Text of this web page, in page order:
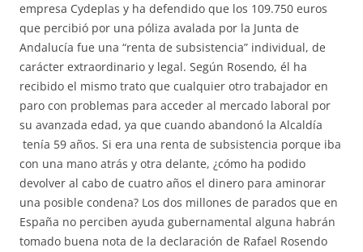
empresa Cydeplas y ha defendido que los 109.750 euros
que percibió por una póliza avalada por la Junta de
Andalucía fue una “renta de subsistencia” individual, de
carácter extraordinario y legal. Según Rosendo, él ha
recibido el mismo trato que cualquier otro trabajador en
paro con problemas para acceder al mercado laboral por
su avanzada edad, ya que cuando abandonó la Alcaldía
tenía 59 años. Si era una renta de subsistencia porque iba
con una mano atrás y otra delante, ¿cómo ha podido
devolver al cabo de cuatro años el dinero para aminorar
una posible condena? Los dos millones de parados que en
España no perciben ayuda gubernamental alguna habrán
tomado buena nota de la declaración de Rafael Rosendo